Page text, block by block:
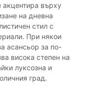
акцентира върху
на дневна
стил с
При някои
асансьор за по-
висока степен на
луксозна и
град.